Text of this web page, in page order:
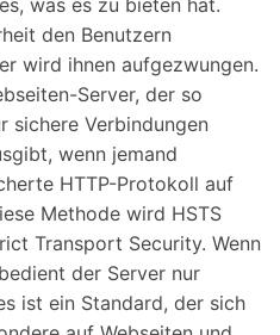
was es zu bieten hat.
den Benutzern
wird ihnen aufgezwungen.
Server, der so
sichere Verbindungen
wenn jemand
HTTP-Protokoll auf
Methode wird HSTS
Transport Security. Wenn
der Server nur
ist ein Standard, der sich